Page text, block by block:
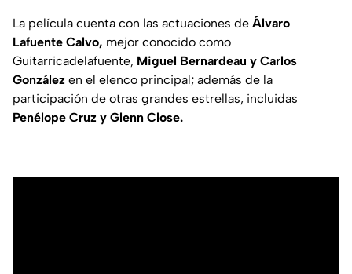
La película cuenta con las actuaciones de Álvaro
Lafuente Calvo, mejor conocido como
Guitarricadelafuente, Miguel Bernardeau y Carlos
González en el elenco principal; además de la
participación de otras grandes estrellas, incluidas
Penélope Cruz y Glenn Close.